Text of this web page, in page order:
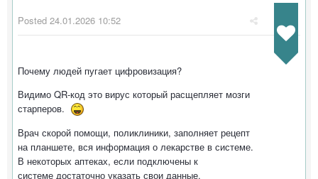
Posted 24.01.2026 10:52
Почему людей пугает цифровизация?
Видимо QR-код это вирус который расщепляет мозги
старперов.
Врач скорой помощи, поликлиники, заполняет рецепт
на планшете, вся информация о лекарстве в системе.
В некоторых аптеках, если подключены к
системе достаточно указать свои данные.